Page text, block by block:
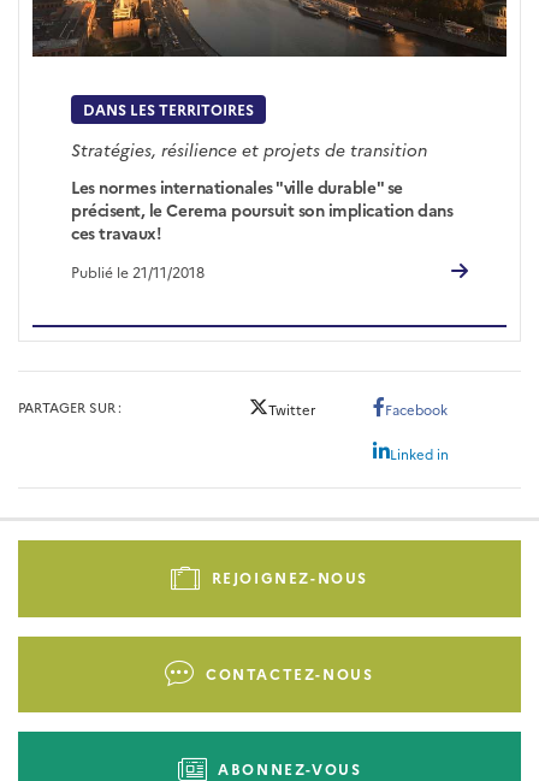
DANS LES TERRITOIRES
Stratégies, résilience et projets de transition
Les normes internationales "ville durable" se
précisent, le Cerema poursuit son implication dans
ces travaux!
Publié le 21/11/2018
PARTAGER SUR Twitter Facebook
Linked in
Pied
-
REJOIGNEZ-NOUS
CONTACTEZ-NOUS
ABONNEZ-VOUS